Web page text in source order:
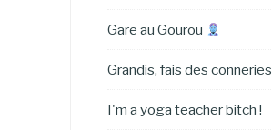
Gare au Gourou
Grandis, fais des conneries
I'm a yoga teacher bitch !